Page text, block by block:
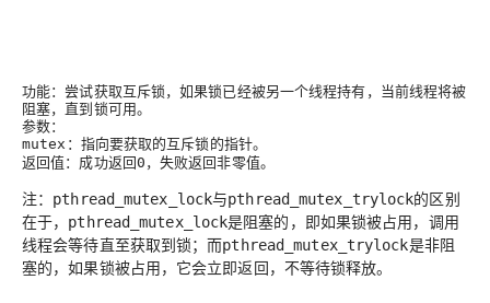
功能：尝试获取互斥锁，如果锁已经被另一个线程持有，当前线程将被
阻塞，直到锁可用。
参数：
mutex ：指向要获取的互斥锁的指针。
返回值：成功返回0 ，失败返回非零值。
注： pthread_mutex_lock与pthread_mutex_trylock的区别
在于，
pthread_mutex_lock是阻塞的，即如果锁被占用，调用
线程会等待直至获取到锁；而pthread_mutex_trylock是非阻
塞的，如果锁被占用，它会立即返回，不等待锁释放。